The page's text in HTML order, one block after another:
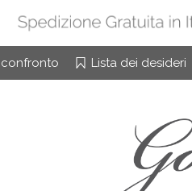
Lista dei desideri